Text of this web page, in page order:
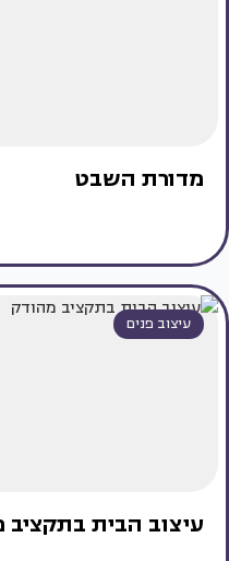
מדורת השבט
עיצוב פנים
עיצוב הבית בתקציב